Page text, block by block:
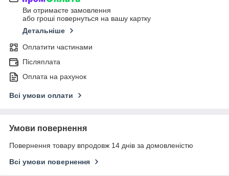
Ви отримаєте замовлення
або гроші повернуться на вашу картку
Детальніше
Оплатити частинами
Післяплата
Оплата на рахунок
Всі умови оплати
Умови повернення
Повернення товару впродовж 14 днів за домовленістю
Всі умови повернення